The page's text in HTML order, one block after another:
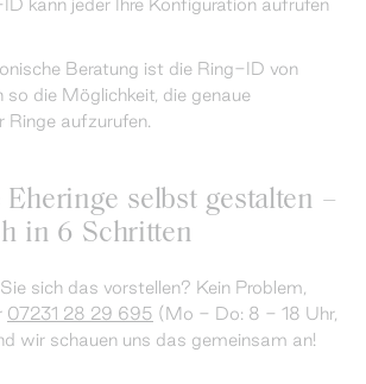
kann jeder Ihre Konfiguration aufrufen
Beratung ist die Ring-ID von
so die Möglichkeit, die genaue
Ringe aufzurufen.
selbst gestalten –
in 6 Schritten
sich das vorstellen? Kein Problem,
07231 28 29 695 (Mo - Do: 8 - 18 Uhr,
wir schauen uns das gemeinsam an!